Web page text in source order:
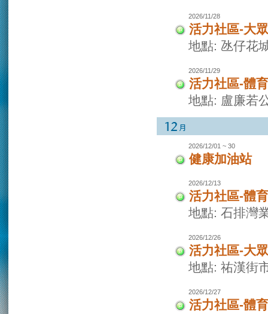
2026/11/28
活力社區-大
地點: 氹仔花
2026/11/29
活力社區-體
地點: 盧廉若
2026/12/01 ~ 30
健康加油站
2026/12/13
活力社區-體
地點: 石排灣
2026/12/26
活力社區-大
地點: 祐漢街
2026/12/27
活力社區-體